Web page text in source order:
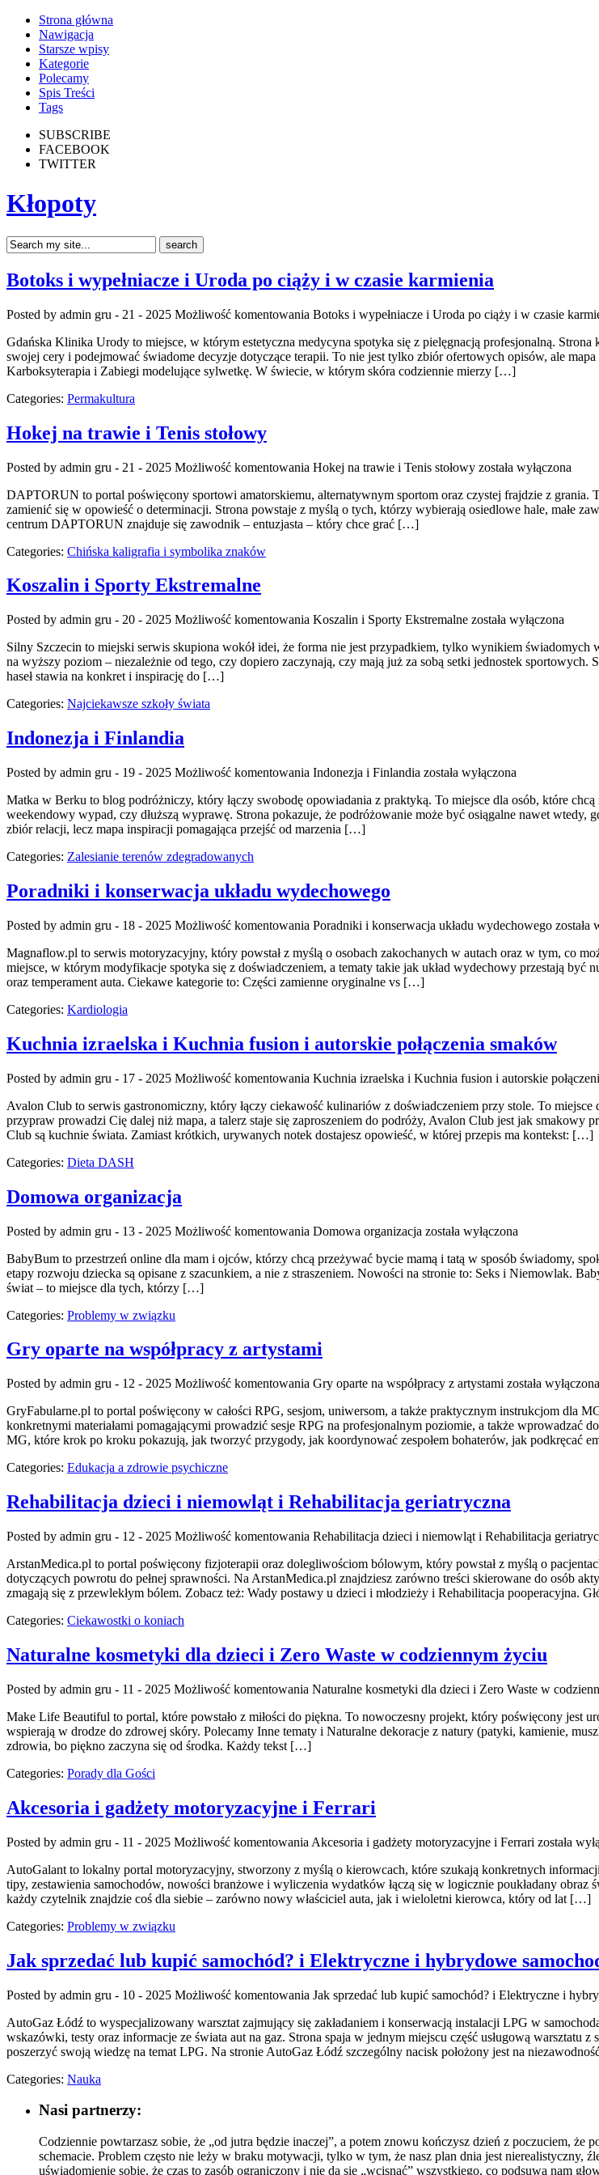
Strona główna
Nawigacja
Starsze wpisy
Kategorie
Polecamy
Spis Treści
Tags
SUBSCRIBE
FACEBOOK
TWITTER
Kłopoty
Botoks i wypełniacze i Uroda po ciąży i w czasie karmienia
Posted by admin gru - 21 - 2025 Możliwość komentowania Botoks i wypełniacze i Uroda po ciąży i w czasie
Gdańska Klinika Urody to miejsce, w którym estetyczna medycyna spotyka się z pielęgnacją profesjonalną.
swojej cery i podejmować świadome decyzje dotyczące terapii. To nie jest tylko zbiór ofertowych opisów, ale
Karboksyterapia i Zabiegi modelujące sylwetkę. W świecie, w którym skóra codziennie mierzy […]
Categories: Permakultura
Hokej na trawie i Tenis stołowy
Posted by admin gru - 21 - 2025 Możliwość komentowania Hokej na trawie i Tenis stołowy została wyłączona
DAPTORUN to portal poświęcony sportowi amatorskiemu, alternatywnym sportom oraz czystej frajdzie z grania.
zamienić się w opowieść o determinacji. Strona powstaje z myślą o tych, którzy wybierają osiedlowe hale, małe
centrum DAPTORUN znajduje się zawodnik – entuzjasta – który chce grać […]
Categories: Chińska kaligrafia i symbolika znaków
Koszalin i Sporty Ekstremalne
Posted by admin gru - 20 - 2025 Możliwość komentowania Koszalin i Sporty Ekstremalne została wyłączona
Silny Szczecin to miejski serwis skupiona wokół idei, że forma nie jest przypadkiem, tylko wynikiem
na wyższy poziom – niezależnie od tego, czy dopiero zaczynają, czy mają już za sobą setki jednostek
haseł stawia na konkret i inspirację do […]
Categories: Najciekawsze szkoły świata
Indonezja i Finlandia
Posted by admin gru - 19 - 2025 Możliwość komentowania Indonezja i Finlandia została wyłączona
Matka w Berku to blog podróżniczy, który łączy swobodę opowiadania z praktyką. To miejsce dla osób, które
weekendowy wypad, czy dłuższą wyprawę. Strona pokazuje, że podróżowanie może być osiągalne nawet
zbiór relacji, lecz mapa inspiracji pomagająca przejść od marzenia […]
Categories: Zalesianie terenów zdegradowanych
Poradniki i konserwacja układu wydechowego
Posted by admin gru - 18 - 2025 Możliwość komentowania Poradniki i konserwacja układu wydechowego została
Magnaflow.pl to serwis motoryzacyjny, który powstał z myślą o osobach zakochanych w autach oraz w tym, co
miejsce, w którym modyfikacje spotyka się z doświadczeniem, a tematy takie jak układ wydechowy przestają
oraz temperament auta. Ciekawe kategorie to: Części zamienne oryginalne vs […]
Categories: Kardiologia
Kuchnia izraelska i Kuchnia fusion i autorskie połączenia smaków
Posted by admin gru - 17 - 2025 Możliwość komentowania Kuchnia izraelska i Kuchnia fusion i autorskie
Avalon Club to serwis gastronomiczny, który łączy ciekawość kulinariów z doświadczeniem przy stole. To
przypraw prowadzi Cię dalej niż mapa, a talerz staje się zaproszeniem do podróży, Avalon Club jest jak
Club są kuchnie świata. Zamiast krótkich, urywanych notek dostajesz opowieść, w której przepis ma kontekst: […]
Categories: Dieta DASH
Domowa organizacja
Posted by admin gru - 13 - 2025 Możliwość komentowania Domowa organizacja została wyłączona
BabyBum to przestrzeń online dla mam i ojców, którzy chcą przeżywać bycie mamą i tatą w sposób świadomy,
etapy rozwoju dziecka są opisane z szacunkiem, a nie z straszeniem. Nowości na stronie to: Seks i Niemowlak.
świat – to miejsce dla tych, którzy […]
Categories: Problemy w związku
Gry oparte na współpracy z artystami
Posted by admin gru - 12 - 2025 Możliwość komentowania Gry oparte na współpracy z artystami została wyłączona
GryFabularne.pl to portal poświęcony w całości RPG, sesjom, uniwersom, a także praktycznym instrukcjom dla
konkretnymi materiałami pomagającymi prowadzić sesje RPG na profesjonalnym poziomie, a także wprowadzać
MG, które krok po kroku pokazują, jak tworzyć przygody, jak koordynować zespołem bohaterów, jak podkręcać
Categories: Edukacja a zdrowie psychiczne
Rehabilitacja dzieci i niemowląt i Rehabilitacja geriatryczna
Posted by admin gru - 12 - 2025 Możliwość komentowania Rehabilitacja dzieci i niemowląt i Rehabilitacja
ArstanMedica.pl to portal poświęcony fizjoterapii oraz dolegliwościom bólowym, który powstał z myślą o
dotyczących powrotu do pełnej sprawności. Na ArstanMedica.pl znajdziesz zarówno treści skierowane do osób
zmagają się z przewlekłym bólem. Zobacz też: Wady postawy u dzieci i młodzieży i Rehabilitacja pooperacyjna.
Categories: Ciekawostki o koniach
Naturalne kosmetyki dla dzieci i Zero Waste w codziennym życiu
Posted by admin gru - 11 - 2025 Możliwość komentowania Naturalne kosmetyki dla dzieci i Zero Waste w
Make Life Beautiful to portal, które powstało z miłości do piękna. To nowoczesny projekt, który poświęcony jest
wspierają w drodze do zdrowej skóry. Polecamy Inne tematy i Naturalne dekoracje z natury (patyki, kamienie,
zdrowia, bo piękno zaczyna się od środka. Każdy tekst […]
Categories: Porady dla Gości
Akcesoria i gadżety motoryzacyjne i Ferrari
Posted by admin gru - 11 - 2025 Możliwość komentowania Akcesoria i gadżety motoryzacyjne i Ferrari została
AutoGalant to lokalny portal motoryzacyjny, stworzony z myślą o kierowcach, które szukają konkretnych
tipy, zestawienia samochodów, nowości branżowe i wyliczenia wydatków łączą się w logicznie poukładany
każdy czytelnik znajdzie coś dla siebie – zarówno nowy właściciel auta, jak i wieloletni kierowca, który od lat […]
Categories: Problemy w związku
Jak sprzedać lub kupić samochód? i Elektryczne i hybrydowe
Posted by admin gru - 10 - 2025 Możliwość komentowania Jak sprzedać lub kupić samochód? i Elektryczne i
AutoGaz Łódź to wyspecjalizowany warsztat zajmujący się zakładaniem i konserwacją instalacji LPG w
wskazówki, testy oraz informacje ze świata aut na gaz. Strona spaja w jednym miejscu część usługową
poszerzyć swoją wiedzę na temat LPG. Na stronie AutoGaz Łódź szczególny nacisk położony jest na
Categories: Nauka
Nasi partnerzy:
Codziennie powtarzasz sobie, że „od jutra będzie inaczej”, a potem znowu kończysz dzień z poczuciem,
schemacie. Problem często nie leży w braku motywacji, tylko w tym, że nasz plan dnia jest
uświadomienie sobie, że czas to zasób ograniczony i nie da się „wcisnąć” wszystkiego, co podsuwa nam